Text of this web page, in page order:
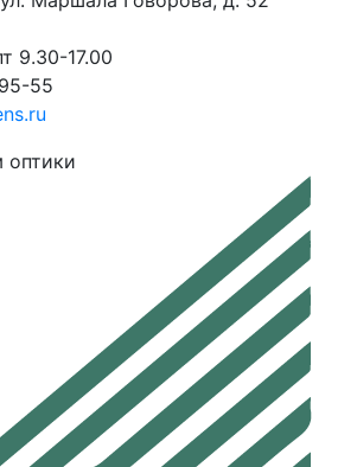
9.30-17.00
55